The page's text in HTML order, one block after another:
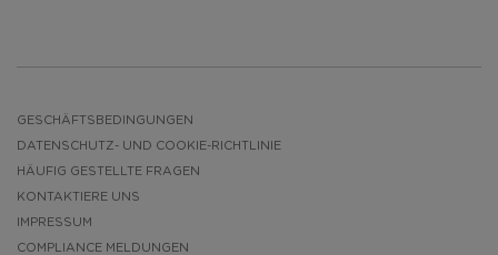
GESCHÄFTSBEDINGUNGEN
DATENSCHUTZ- UND COOKIE-RICHTLINIE
HÄUFIG GESTELLTE FRAGEN
KONTAKTIERE UNS
IMPRESSUM
COMPLIANCE MELDUNGEN